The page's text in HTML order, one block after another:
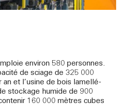
environ 580 personnes.
de sciage de 325 000
et l’usine de bois lamellé-
stockage humide de 900
160 000 mètres cubes